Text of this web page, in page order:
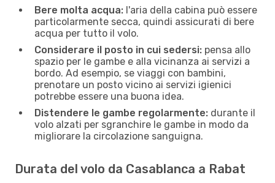
Bere molta acqua: l'aria della cabina può essere
particolarmente secca, quindi assicurati di bere
acqua per tutto il volo.
Considerare il posto in cui sedersi: pensa allo
spazio per le gambe e alla vicinanza ai servizi a
bordo. Ad esempio, se viaggi con bambini,
prenotare un posto vicino ai servizi igienici
potrebbe essere una buona idea.
Distendere le gambe regolarmente: durante il
volo alzati per sgranchire le gambe in modo da
migliorare la circolazione sanguigna.
Durata del volo da Casablanca a Rabat